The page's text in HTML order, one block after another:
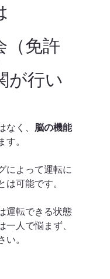
（免許
が行い
なく、 脳の機能
す。
によって運転に
可能です。
運転できる状態
人で悩まず、
。